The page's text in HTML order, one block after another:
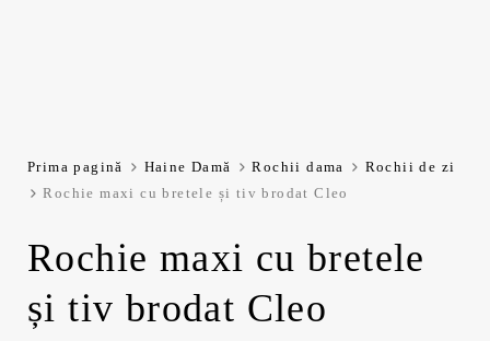
Prima pagină Haine Damă Rochii dama
Rochii de zi
Rochie maxi cu bretele și tiv brodat Cleo
Rochie maxi cu bretele
și tiv brodat Cleo